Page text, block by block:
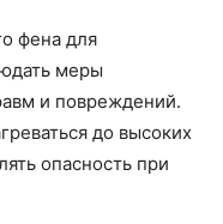
фена для
меры
и повреждений.
до высоких
опасность при